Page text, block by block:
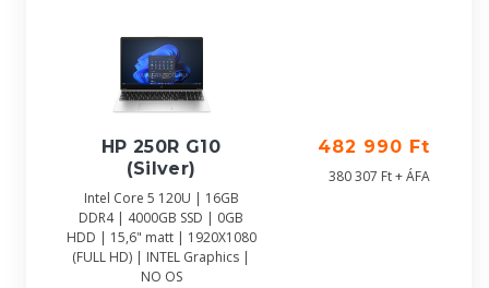
HP 250R G10
(Silver)
Intel Core 5 120U | 16GB
DDR4 | 4000GB SSD | 0GB
HDD | 15,6" matt | 1920X1080
(FULL HD) | INTEL Graphics |
NO OS
482 990 Ft
380 307 Ft + ÁFA